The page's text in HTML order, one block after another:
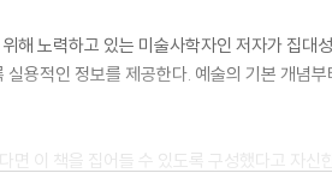
위해 노력하고 있는 미술사학자인 저자가 집
용적인 정보를 제공한다. 예술의 기본 개념
면 이 책을 집어들 수 있도록 구성했다고 자